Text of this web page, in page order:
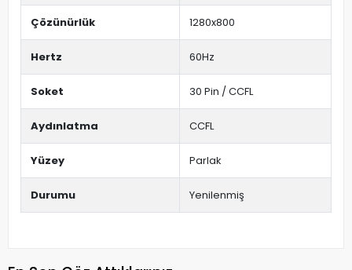
Çözünürlük 1280x800
Hertz 60Hz
Soket 30 Pin / CCFL
Aydınlatma CCFL
Yüzey Parlak
Durumu Yenilenmiş